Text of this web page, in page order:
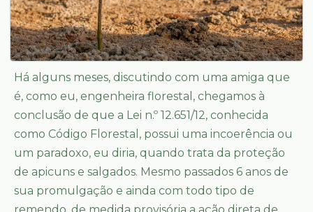
Há alguns meses, discutindo com uma amiga que
é, como eu, engenheira florestal, chegamos à
conclusão de que a Lei n.º 12.651/12, conhecida
como Código Florestal, possui uma incoerência ou
um paradoxo, eu diria, quando trata da proteção
de apicuns e salgados. Mesmo passados 6 anos de
sua promulgação e ainda com todo tipo de